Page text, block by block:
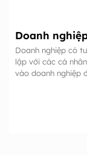
Doanh
Doanh nghiệp có
lập với các cá
vào doanh nghiệp